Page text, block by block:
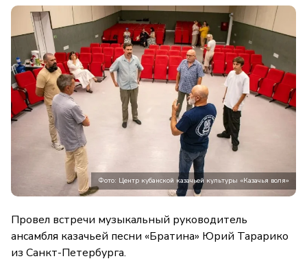
Фото: Центр кубанской казачьей культуры «Казачья воля»
Провел встречи музыкальный руководитель
ансамбля казачьей песни «Братина» Юрий Тарарико
из Санкт-Петербурга.